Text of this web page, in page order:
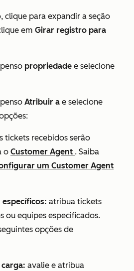
clique para expandir a seção
em Girar registro para
propriedade e selecione
Atribuir a e selecione
tickets recebidos serão
o Customer Agent . Saiba
um Customer Agent
específicos: atribua tickets
ou equipes especificados.
opções de
avalie e atribua